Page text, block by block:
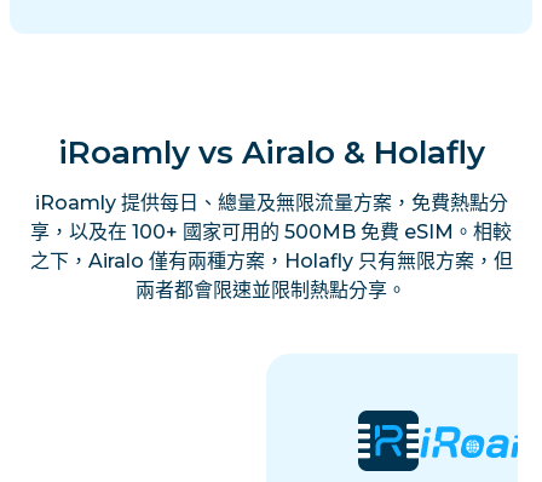
iRoamly vs Airalo & Holafly
iRoamly 提供每日、總量及無限流量方案，免費熱點分
享，以及在 100+ 國家可用的 500MB 免費 eSIM。相較
之下，Airalo 僅有兩種方案，Holafly 只有無限方案，但
兩者都會限速並限制熱點分享。